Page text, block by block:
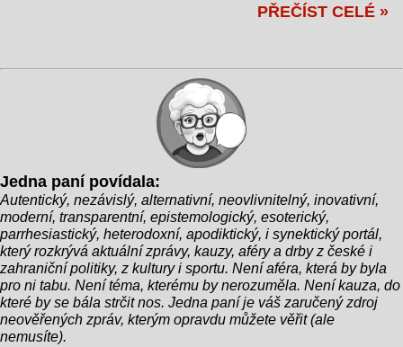
budou plout na lodích, menší státy, které mají méně
budou muset přeplavat. „Je to skvělý způsob, jak
demonstrovat, že sport není jen o soutěžení, ale
také o překonávání překážek,“ p...
projevy na debatních pódiích jsou nezapomenutelné
ale zatraceně bystrý!" Publikum ocenilo tuto
poznámku bouřlivým potleskem a smíchem, což
však bylo jen začátkem celé komické situace.
Moderátor se rozhodl pokračovat v rozhovoru a
položil prezidentovi otázku o jeho věku. Biden se
zarazil a s úsměvem prohlásil: "Na svůj věk si
nepamatuji. Ale vím, že jsem byl ještě mlád, když
jsem se setkal s mým dobrým přítelem,
Napoleonem z Francie. Skvělý chlapík, měli jsme
spoustu dobrodružství!" Při této zmínce publikum i
ostatní kandidáti zůstali v šoku. "Myslíte Napoleona
Bonaparteho?" zeptal se zmateně jeden z
oponentů. Biden sebejistě přikývl: "Ano, přesně tak.
PŘEČÍST CELÉ »
Jedna paní povídala:
Autentický, nezávislý, alternativní, neovlivnitelný, inovativní,
moderní, transparentní, epistemologický, esoterický,
parrhesiastický, heterodoxní, apodiktický, i synektický portál,
který rozkrývá aktuální zprávy, kauzy, aféry a drby z české i
zahraniční politiky, z kultury i sportu. Není aféra, která by byla
pro ni tabu. Není téma, kterému by nerozuměla. Není kauza, do
které by se bála strčit nos. Jedna paní je váš zaručený zdroj
neověřených zpráv, kterým opravdu můžete věřit (ale
nemusíte).